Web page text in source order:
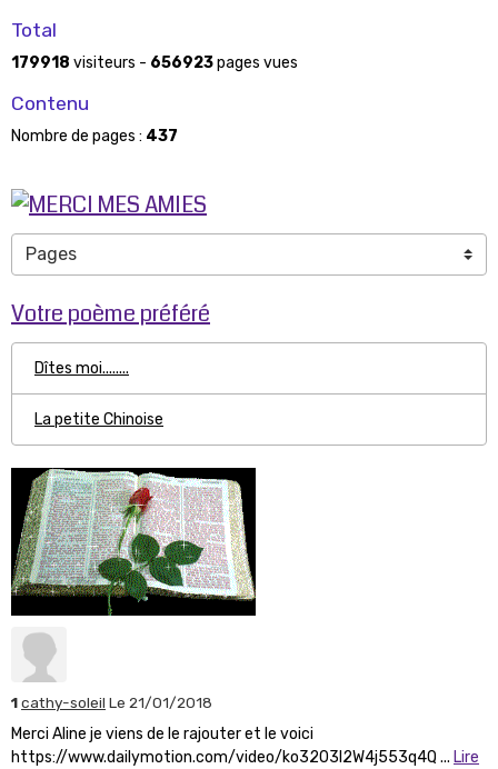
Total
179918 visiteurs - 656923pages vues
Contenu
Nombre de pages : 437
Votre poème préféré
Dîtes moi........
La petite Chinoise
1cathy-soleil Le 21/01/2018
Merci Aline je viens de le rajouter et le voici
https://www.dailymotion.com/video/ko3203l2W4j553q4Q ... Lire